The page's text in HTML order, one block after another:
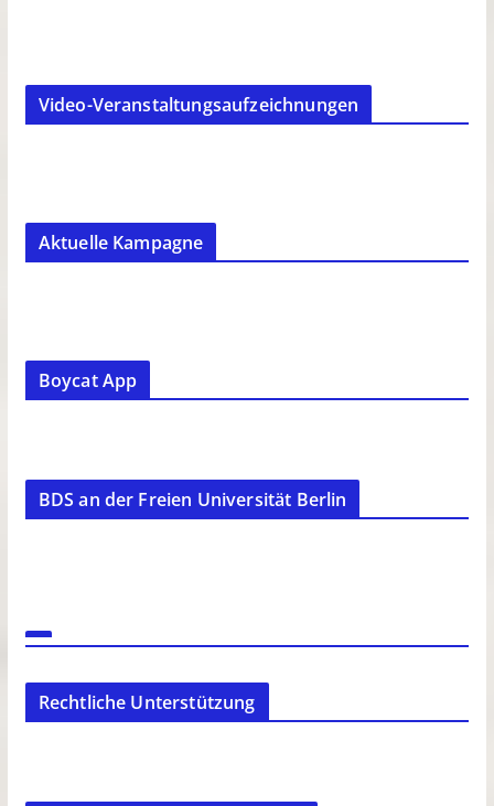
Video-Veranstaltungsaufzeichnungen
Aktuelle Kampagne
Boycat App
BDS an der Freien Universität Berlin
Rechtliche Unterstützung